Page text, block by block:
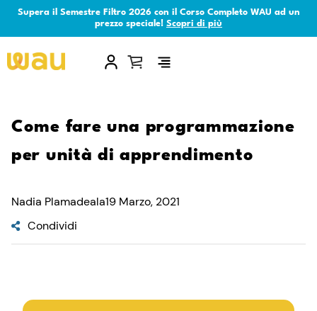
Supera il Semestre Filtro 2026 con il Corso Completo WAU ad un
prezzo speciale! Scopri di più
×
Come fare una programmazione
per unità di apprendimento
Nadia Plamadeala19 Marzo, 2021
Condividi